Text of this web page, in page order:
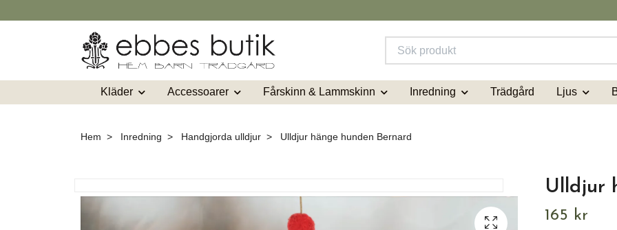
Kläder Accessoarer Fårskinn & Lammskinn Inredning Trädgård Ljus
Hem Inredning Handgjorda ulldjur Ulldjur hänge hunden Bernard
Ulldjur
165 kr